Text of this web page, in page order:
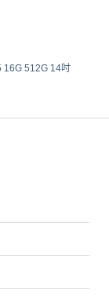
16G 512G 14吋